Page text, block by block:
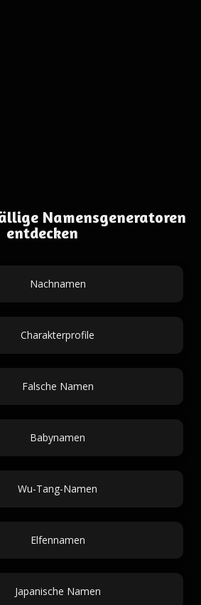
Namensgeneratoren
entdecken
Nachnamen
Charakterprofile
Falsche Namen
Babynamen
Wu-Tang-Namen
Elfennamen
Japanische Namen